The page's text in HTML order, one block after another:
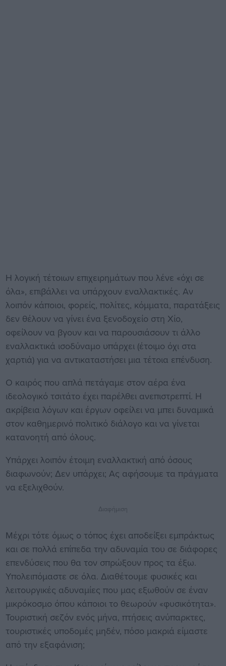
Η λογική τέτοιων επιχειρημάτων που λένε «όχι σε
όλα», επιβάλλει να υπάρχουν εναλλακτικές. Αν
λοιπόν κάποιοι, φορείς, πολίτες, κόμματα, παρατάξεις
δεν θέλουν να γίνει ένα ξενοδοχείο στη Χίο,
οφείλουν να βγουν και να παρουσιάσουν τι άλλο
εναλλακτικά ισοδύναμο υπάρχει (έτοιμο όχι στα
χαρτιά) για να αντικαταστήσει μια τέτοια επένδυση.
Ο καιρός που απλά πετάγαμε στον αέρα ένα
ιδεολογικό τσιτάτο έχει παρέλθει ανεπιστρεπτί. Η
ακρίβεια λόγων και έργων οφείλει να μπει δυναμικά
στον καθημερινό πολιτικό διάλογο και να γίνεται
κατανοητή από όλους.
Υπάρχει λοιπόν έτοιμη εναλλακτική από όσους
διαφωνούν; Δεν υπάρχει; Ας αφήσουμε τα πράγματα
να εξελιχθούν.
Διαφήμιση
Μέχρι τότε όμως ο τόπος έχει αποδείξει εμπράκτως
και σε πολλά επίπεδα την αδυναμία του σε διάφορες
επενδύσεις που θα τον σπρώξουν προς τα έξω.
Υπολειπόμαστε σε όλα. Διαθέτουμε φυσικές και
λειτουργικές αδυναμίες που μας εξωθούν σε έναν
μικρόκοσμο όπου κάποιοι το θεωρούν «φυσικότητα».
Τουριστική σεζόν ενός μήνα, πτήσεις ανύπαρκτες,
τουριστικές υποδομές μηδέν, πόσο μακριά είμαστε
από την εξαφάνιση;